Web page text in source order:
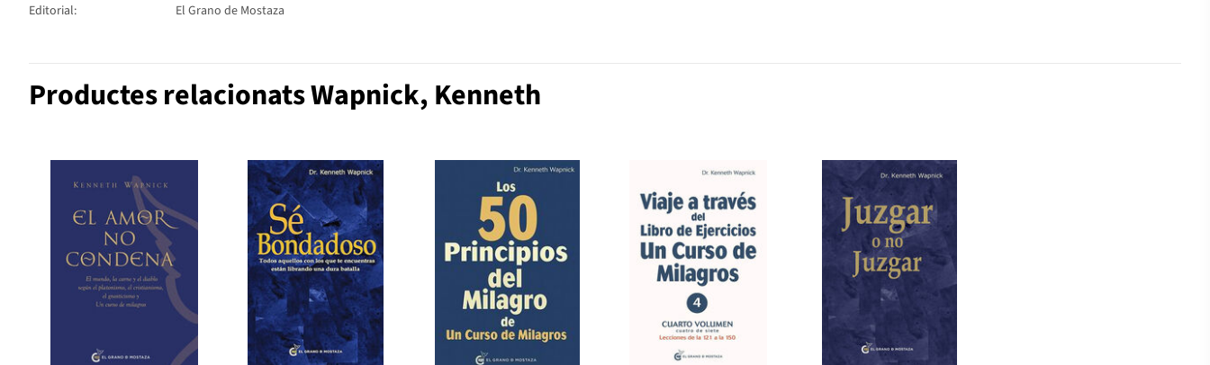
Editorial:
El Grano de Mostaza
Productes relacionats Wapnick, Kenneth